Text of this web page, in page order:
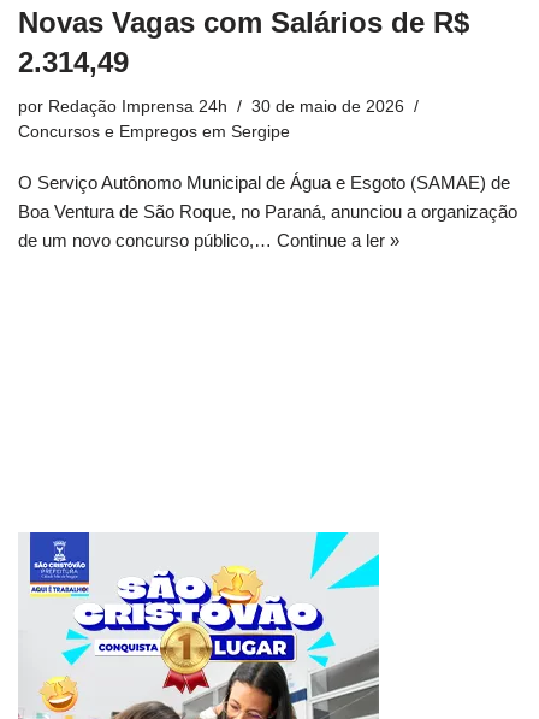
Novas Vagas com Salários de R$
2.314,49
por Redação Imprensa 24h
30 de maio de 2026
Concursos e Empregos em Sergipe
O Serviço Autônomo Municipal de Água e Esgoto (SAMAE) de
Boa Ventura de São Roque, no Paraná, anunciou a organização
de um novo concurso público,… Continue a ler »